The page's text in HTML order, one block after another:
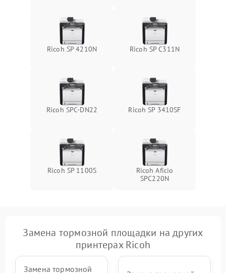
Ricoh SP 4210N Ricoh SP C311N
Ricoh SPC-DN22 Ricoh SP 3410SF
Ricoh SP 1100S
Ricoh Aficio
SPC220N
Замена тормозной площадки на других
принтерах Ricoh
Замена тормозной